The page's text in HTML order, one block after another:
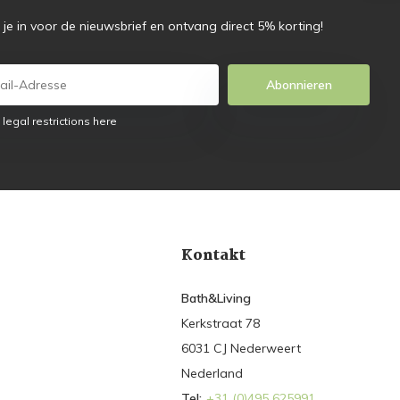
je in voor de nieuwsbrief en ontvang direct 5% korting!
Abonnieren
legal restrictions here
Kontakt
Bath&Living
Kerkstraat 78
6031 CJ Nederweert
Nederland